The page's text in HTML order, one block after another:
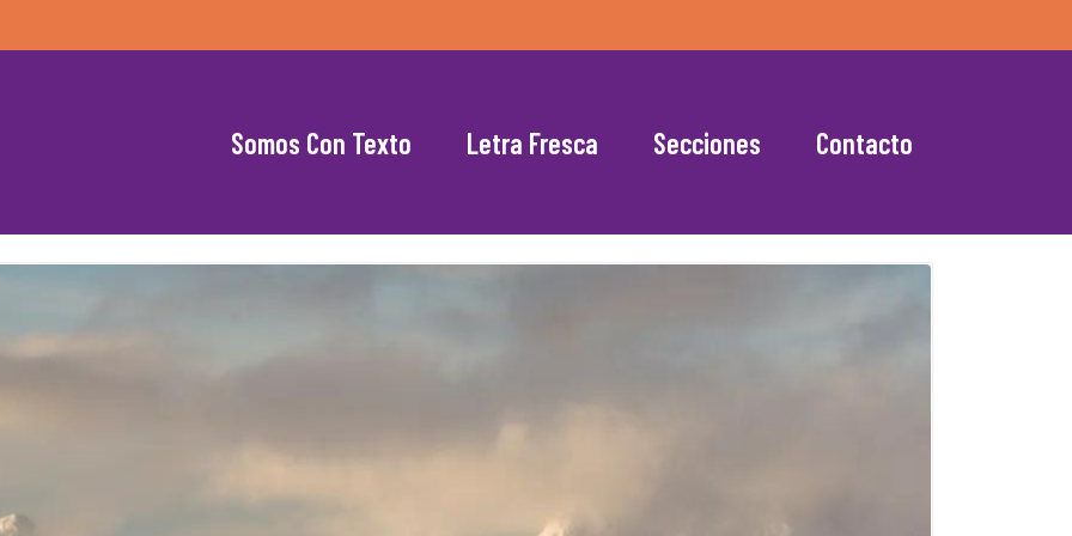
Somos Con Texto Letra Fresca Secciones Contacto